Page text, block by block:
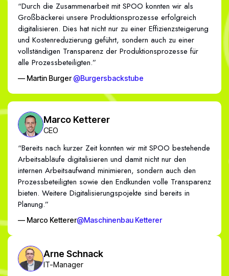
Marco Ketterer
CEO
“Bereits nach kurzer Zeit konnten wir mit SPOO bestehende
Arbeitsabläufe digitalisieren und damit nicht nur den
internen Arbeitsaufwand minimieren, sondern auch den
Prozessbeteiligten sowie den Endkunden volle Transparenz
bieten. Weitere Digitalisierungspojekte sind bereits in
Planung.”
— Marco Ketterer@Maschinenbau Ketterer
Arne Schnack
IT-Manager
“Durch die Zusammenarbeit mit SPOO konnten wir als
Großbäckerei unsere Produktionsprozesse erfolgreich
digitalisieren. Dies hat nicht nur zu einer Effizienzsteigerung
und Kostenreduzierung geführt, sondern auch zu einer
vollständigen Transparenz der Produktionsprozesse für
alle Prozessbeteiligten.”
— Martin Burger@Burgersbackstube